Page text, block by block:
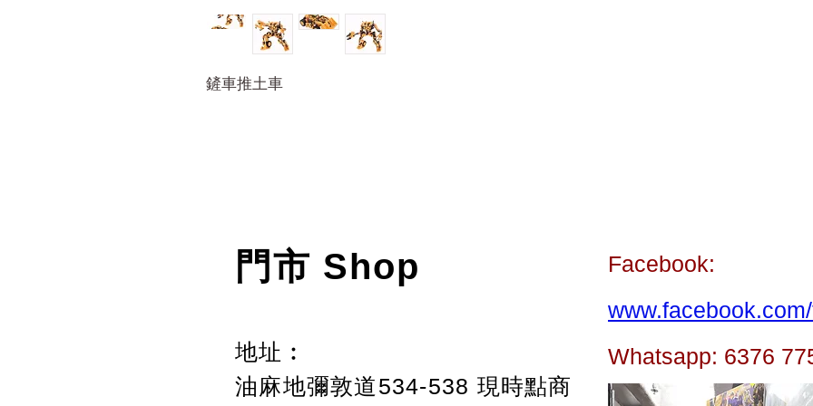
鏟車推土車
門市 Shop
地址︰
油麻地彌敦道534-538 現時點商
Facebook:
Whatsapp: 6376